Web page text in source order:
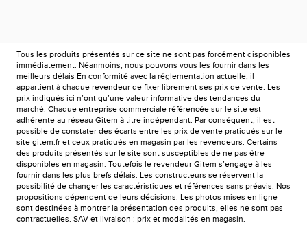
Tous les produits présentés sur ce site ne sont pas forcément disponibles
immédiatement. Néanmoins, nous pouvons vous les fournir dans les
meilleurs délais En conformité avec la réglementation actuelle, il
appartient à chaque revendeur de fixer librement ses prix de vente. Les
prix indiqués ici n’ont qu’une valeur informative des tendances du
marché. Chaque entreprise commerciale référencée sur le site est
adhérente au réseau Gitem à titre indépendant. Par conséquent, il est
possible de constater des écarts entre les prix de vente pratiqués sur le
site gitem.fr et ceux pratiqués en magasin par les revendeurs. Certains
des produits présentés sur le site sont susceptibles de ne pas être
disponibles en magasin. Toutefois le revendeur Gitem s’engage à les
fournir dans les plus brefs délais. Les constructeurs se réservent la
possibilité de changer les caractéristiques et références sans préavis. Nos
propositions dépendent de leurs décisions. Les photos mises en ligne
sont destinées à montrer la présentation des produits, elles ne sont pas
contractuelles. SAV et livraison : prix et modalités en magasin.